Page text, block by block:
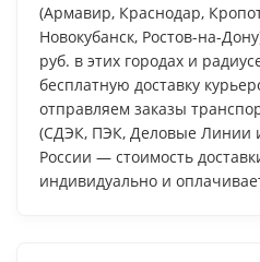
(Армавир, Краснодар,
Новокубанск, Ростов-на-
руб. в этих городах и
бесплатную доставку
отправляем заказы
(СДЭК, ПЭК, Деловые Линии
России — стоимость
индивидуально и